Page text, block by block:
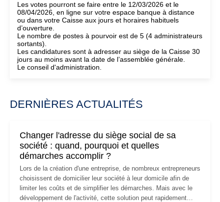
Les votes pourront se faire entre le 12/03/2026 et le
08/04/2026, en ligne sur votre espace banque à distance
ou dans votre Caisse aux jours et horaires habituels
d’ouverture.
Le nombre de postes à pourvoir est de 5 (4 administrateurs
sortants).
Les candidatures sont à adresser au siège de la Caisse 30
jours au moins avant la date de l’assemblée générale.
Le conseil d'administration.
DERNIÈRES ACTUALITÉS
Changer l'adresse du siège social de sa
société : quand, pourquoi et quelles
démarches accomplir ?
Lors de la création d'une entreprise, de nombreux entrepreneurs
choisissent de domicilier leur société à leur domicile afin de
limiter les coûts et de simplifier les démarches. Mais avec le
développement de l'activité, cette solution peut rapidement